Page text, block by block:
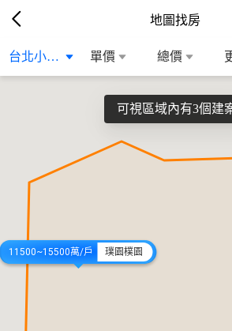
地圖找房
台北小巨蛋生... 單價 總價
11500~15500萬/戶 璞園樸園
可視區域內有3個建